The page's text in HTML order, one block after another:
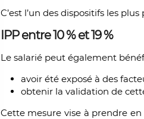
C’est l’un des dispositifs les
IPP entre 10 % et 19 %
Le salarié peut également
avoir été exposé à des
obtenir la validation de
Cette mesure vise à prendre